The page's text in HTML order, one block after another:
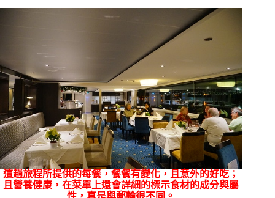
這趟旅程所提供的每餐，餐餐有變化，且意外的好吃；
且營養健康，在菜單上還會詳細的標示食材的成分與屬